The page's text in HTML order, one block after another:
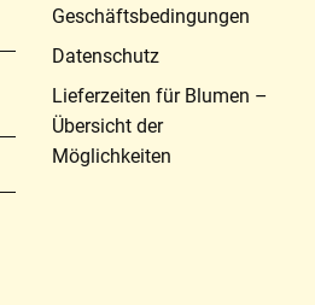
Geschäftsbedingungen
Datenschutz
Lieferzeiten für Blumen –
Übersicht der
Möglichkeiten